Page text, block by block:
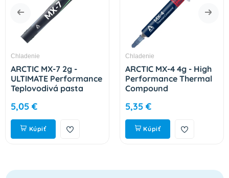
Chladenie
ARCTIC MX-7 2g -
ULTIMATE Performance
Teplovodivá pasta
5,05 €
Kúpiť
Chladenie
ARCTIC MX-4 4g - High
Performance Thermal
Compound
5,35 €
Kúpiť